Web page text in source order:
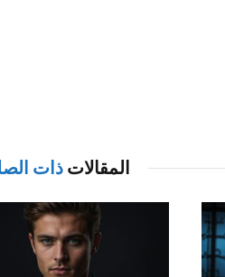
المقالاتذات